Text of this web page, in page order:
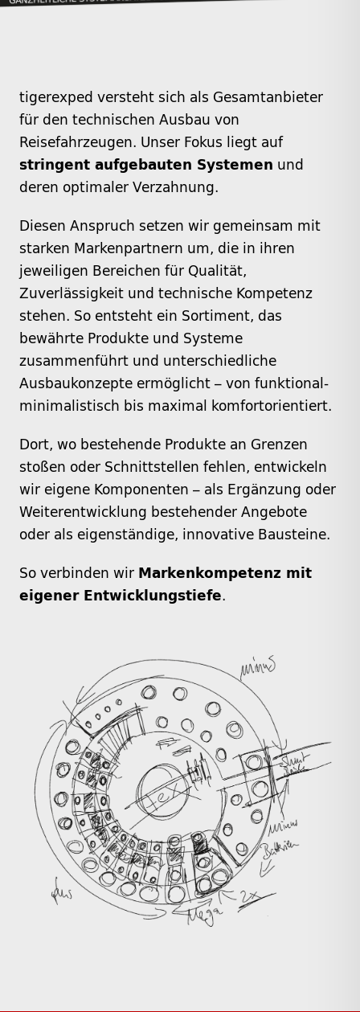
tigerexped versteht sich als Gesamtanbieter
für den technischen Ausbau von
Reisefahrzeugen. Unser Fokus liegt auf
stringent aufgebauten Systemen und
deren optimaler Verzahnung.
Diesen Anspruch setzen wir gemeinsam mit
starken Markenpartnern um, die in ihren
jeweiligen Bereichen für Qualität,
Zuverlässigkeit und technische Kompetenz
stehen. So entsteht ein Sortiment, das
bewährte Produkte und Systeme
zusammenführt und unterschiedliche
Ausbaukonzepte ermöglicht – von funktional-
minimalistisch bis maximal komfortorientiert.
Dort, wo bestehende Produkte an Grenzen
stoßen oder Schnittstellen fehlen, entwickeln
wir eigene Komponenten – als Ergänzung oder
Weiterentwicklung bestehender Angebote
oder als eigenständige, innovative Bausteine.
So verbinden wir Markenkompetenz mit
eigener Entwicklungstiefe.